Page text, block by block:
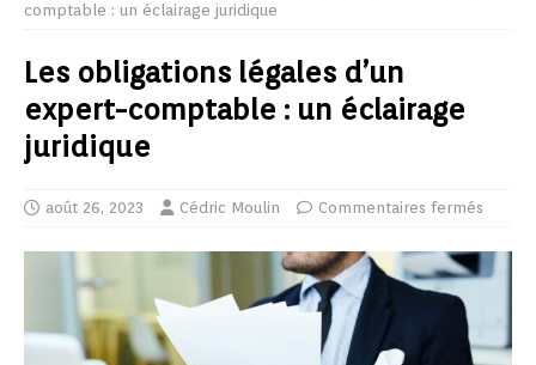
comptable : un éclairage juridique
Les obligations légales d’un
expert-comptable : un éclairage
juridique
août 26, 2023 Cédric Moulin Commentaires fermés